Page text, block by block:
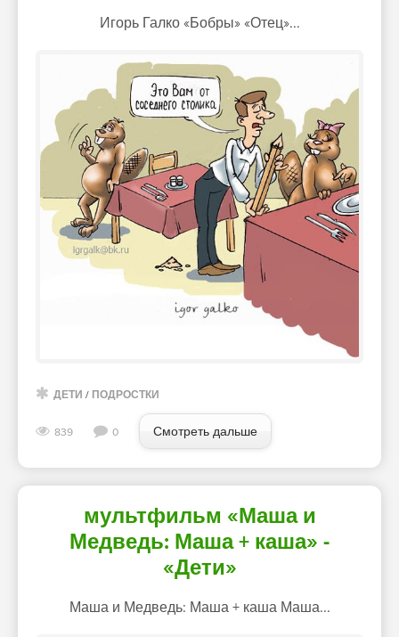
Игорь Галко «Бобры» «Отец»...
ДЕТИ / ПОДРОСТКИ
839 0 Смотреть дальше
мультфильм «Маша и
Медведь: Маша + каша» -
«Дети»
Маша и Медведь: Маша + каша Маша...